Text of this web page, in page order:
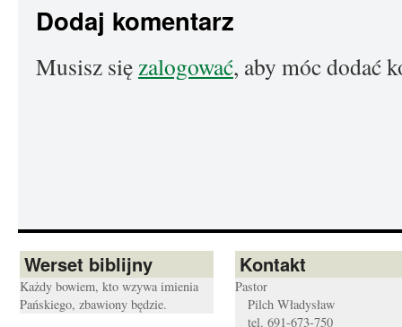
Dodaj komentarz
Musisz sięzalogować, aby móc dodać
Werset biblijny
Każdy bowiem, kto wzywa imienia
Pańskiego, zbawiony będzie.
Kontakt
Pastor
Pilch Władysław
tel. 691-673-750